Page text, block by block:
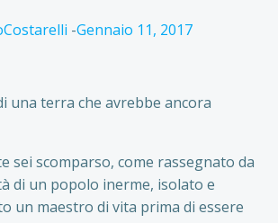
-Gennaio 11, 2017
una terra che avrebbe ancora
sei scomparso, come rassegnato da
di un popolo inerme, isolato e
un maestro di vita prima di essere